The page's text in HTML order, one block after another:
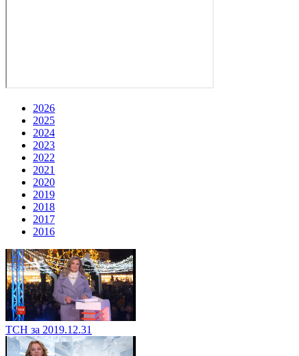
2026
2025
2024
2023
2022
2021
2020
2019
2018
2017
2016
ТСН за 2019.12.31